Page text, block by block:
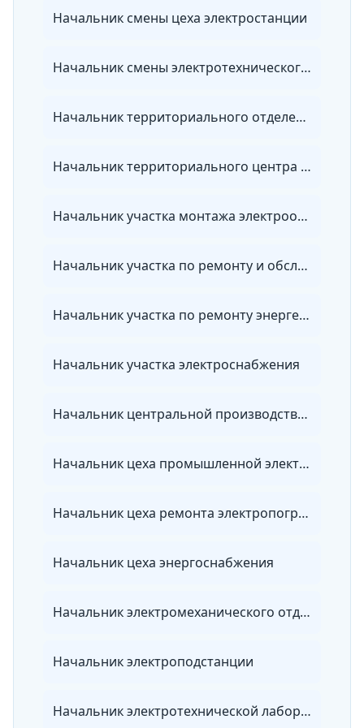
Начальник смены цеха электростанции
Начальник смены электротехнического цеха теплоэлектроцентрали
Начальник территориального отделения энергосбытовой организации
Начальник территориального центра ведомственного энергетического надзора
Начальник участка монтажа электрооборудования
Начальник участка по ремонту и обслуживанию электрооборудования
Начальник участка по ремонту энергетического оборудования, зданий и сооружений
Начальник участка электроснабжения
Начальник центральной производственной лаборатории организации электроэнергетики
Начальник цеха промышленной электроники и автоматики
Начальник цеха ремонта электропогружного оборудования
Начальник цеха энергоснабжения
Начальник электромеханического отдела
Начальник электроподстанции
Начальник электротехнической лаборатории